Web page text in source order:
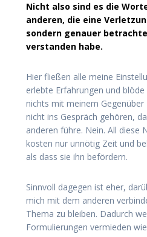
Nicht also sind es die
anderen, die eine
sondern genauer
verstanden habe.
Hier fließen alle meine
erlebte Erfahrungen und
nichts mit meinem
nicht ins Gespräch gehören,
anderen führe. Nein. All diese
kosten nur unnötig Zeit und
als dass sie ihn befördern.
Sinnvoll dagegen ist eher,
mich mit dem anderen
Thema zu bleiben. Dadurch
Formulierungen vermieden